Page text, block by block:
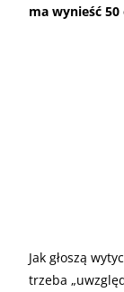
ma wynieść 50
Jak głoszą
trzeba